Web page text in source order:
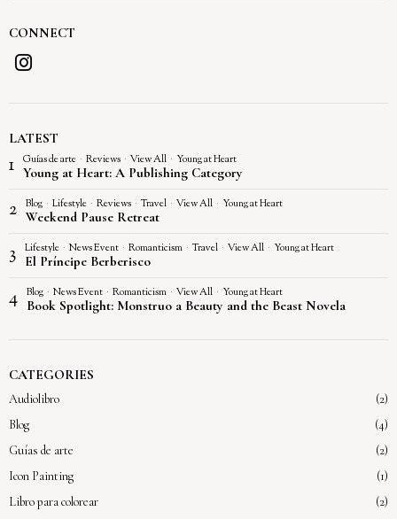
CONNECT
LATEST
1 Guías de arte · Reviews · View All · Young at Heart
Young at Heart: A Publishing Category
2 Blog · Lifestyle · Reviews · Travel · View All · Young at Heart
Weekend Pause Retreat
3 Lifestyle · News Event · Romanticism · Travel · View All · Young at Heart
El Príncipe Berberisco
4 Blog · News Event · Romanticism · View All · Young at Heart
Book Spotlight: Monstruo a Beauty and the Beast Novela
CATEGORIES
Audiolibro
2
Blog
4
Guías de arte
2
Icon Painting
1
Libro para colorear
2